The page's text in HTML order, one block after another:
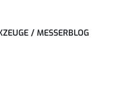
/ MESSERBLOG